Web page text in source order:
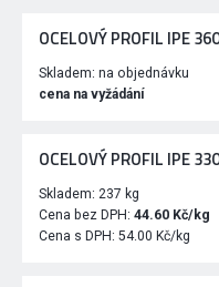
OCELOVÝ PROFIL IPE
Skladem: na objednávku
cena na vyžádání
OCELOVÝ PROFIL IPE
Skladem: 237 kg
Cena bez DPH: 44.60 Kč/kg
Cena s DPH: 54.00 Kč/kg